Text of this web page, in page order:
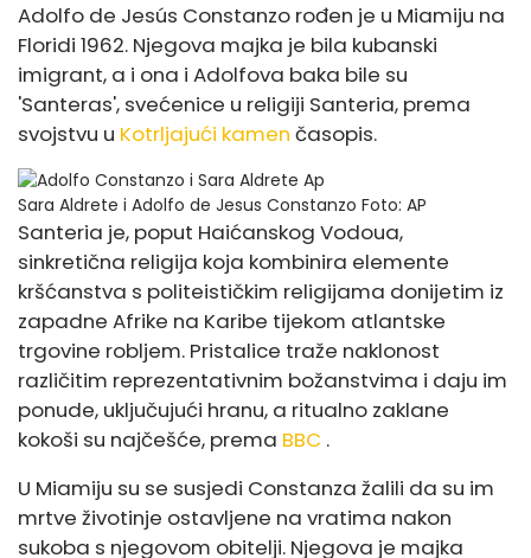
Adolfo de Jesús Constanzo rođen je u Miamiju na
Floridi 1962. Njegova majka je bila kubanski
imigrant, a i ona i Adolfova baka bile su
'Santeras', svećenice u religiji Santeria, prema
svojstvu u Kotrljajući kamen časopis.
Sara Aldrete i Adolfo de Jesus Constanzo Foto: AP
Santeria je, poput Haićanskog Vodoua,
sinkretična religija koja kombinira elemente
kršćanstva s politeističkim religijama donijetim iz
zapadne Afrike na Karibe tijekom atlantske
trgovine robljem. Pristalice traže naklonost
različitim reprezentativnim božanstvima i daju im
ponude, uključujući hranu, a ritualno zaklane
kokoši su najčešće, prema BBC .
U Miamiju su se susjedi Constanza žalili da su im
mrtve životinje ostavljene na vratima nakon
sukoba s njegovom obitelji. Njegova je majka